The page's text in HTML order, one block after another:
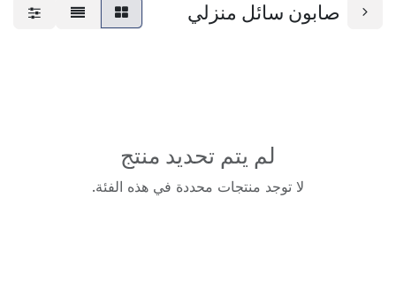
صابون سائل منزلي
لم يتم تحديد منتج
لا توجد منتجات محددة في هذه الفئة.